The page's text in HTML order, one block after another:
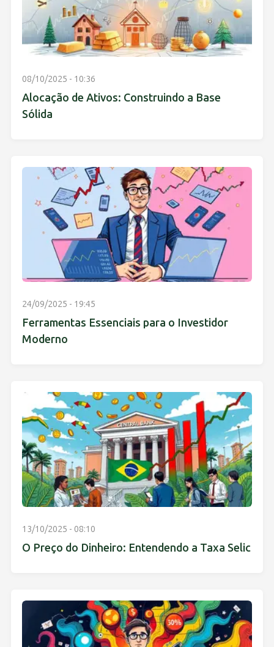
08/10/2025 - 10:36
Alocação de Ativos: Construindo a Base
Sólida
24/09/2025 - 19:45
Ferramentas Essenciais para o Investidor
Moderno
13/10/2025 - 08:10
O Preço do Dinheiro: Entendendo a Taxa Selic